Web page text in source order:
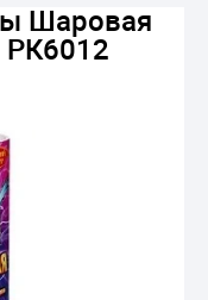
Шаровая
РК6012